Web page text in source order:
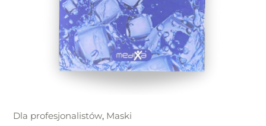
Dla profesjonalistów, Maski